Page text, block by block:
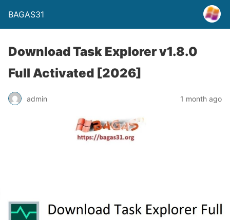
BAGAS31
Download Task Explorer v1.8.0
Full Activated [2026]
admin 1 month ago